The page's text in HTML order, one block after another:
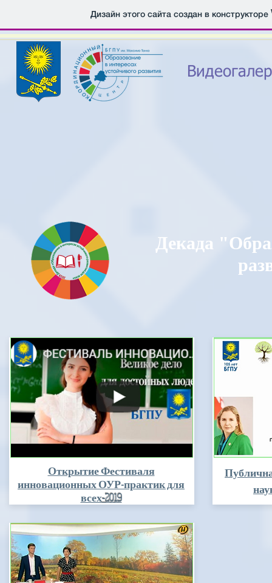
Дизайн этого сайта создан в конструкторе
Декада
Открытие Фестиваля
инновационных ОУР-практик для
всех-2019